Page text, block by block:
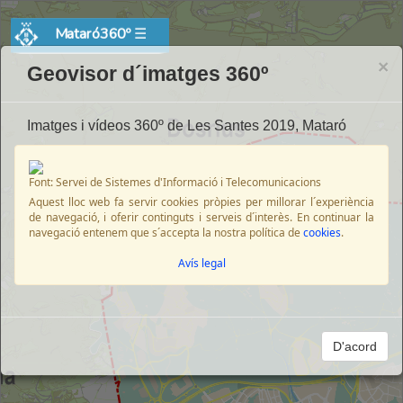
Mataró360º ☰
×
Geovisor d´imatges 360º
Imatges i vídeos 360º de Les Santes 2019, Mataró
Font: Servei de Sistemes d'Informació i Telecomunicacions
Aquest lloc web fa servir cookies pròpies per millorar l´experiència
de navegació, i oferir continguts i serveis d´interès. En continuar la
navegació entenem que s´accepta la nostra política decookies.
Avís legal
D'acord